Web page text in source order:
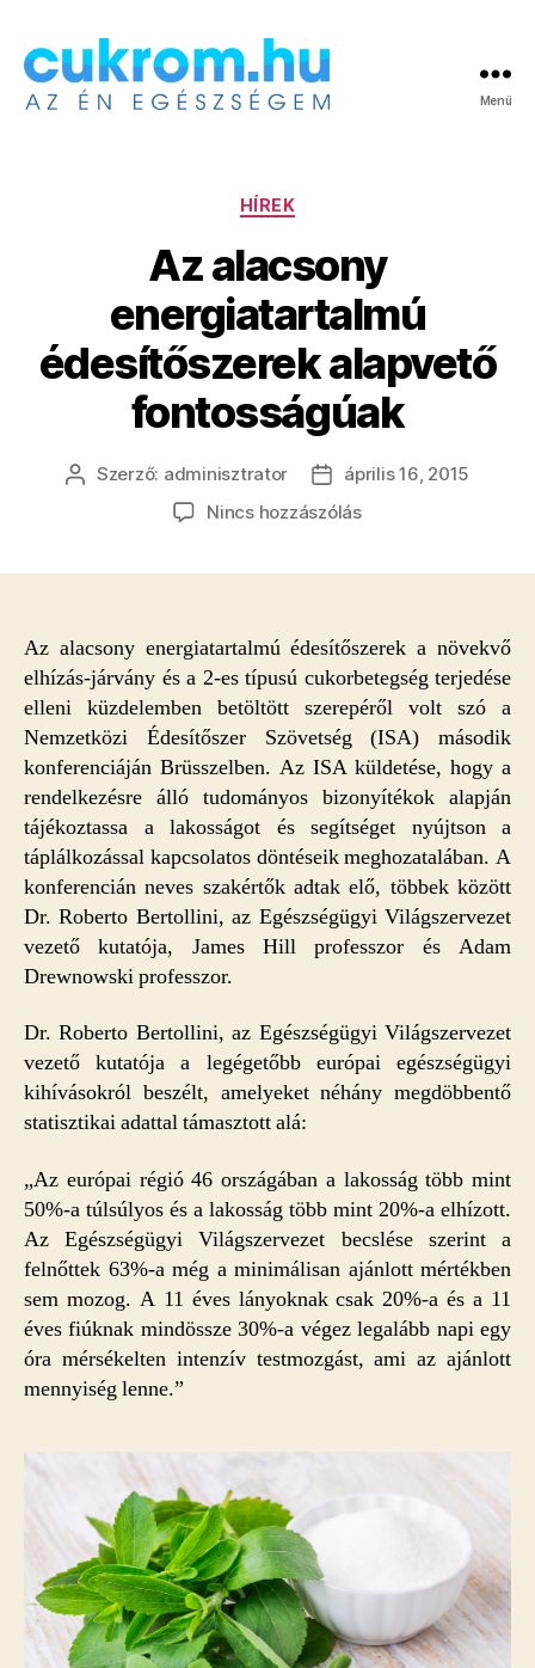
Menü
Kategóriák
HÍREK
Az alacsony
energiatartalmú
édesítőszerek alapvető
fontosságúak
Bejegyzés
Szerző: adminisztrator
Bejegyzés
dátuma
április 16, 2015
Nincs hozzászólása(z)
alapvető
fontosságúak
bejegyzéshez
Az alacsony energiatartalmú édesítőszerek a növekvő
elhízás-járvány és a 2-es típusú cukorbetegség terjedése
elleni küzdelemben betöltött szerepéről volt szó a
Nemzetközi Édesítőszer Szövetség (ISA) második
konferenciáján Brüsszelben. Az ISA küldetése, hogy a
rendelkezésre álló tudományos bizonyítékok alapján
tájékoztassa a lakosságot és segítséget nyújtson a
táplálkozással kapcsolatos döntéseik meghozatalában. A
konferencián neves szakértők adtak elő, többek között
Dr. Roberto Bertollini, az Egészségügyi Világszervezet
vezető kutatója, James Hill professzor és Adam
Drewnowski professzor.
Dr. Roberto Bertollini, az Egészségügyi Világszervezet
vezető kutatója a legégetőbb európai egészségügyi
kihívásokról beszélt, amelyeket néhány megdöbbentő
statisztikai adattal támasztott alá:
„Az európai régió 46 országában a lakosság több mint
50%-a túlsúlyos és a lakosság több mint 20%-a elhízott.
Az Egészségügyi Világszervezet becslése szerint a
felnőttek 63%-a még a minimálisan ajánlott mértékben
sem mozog. A 11 éves lányoknak csak 20%-a és a 11
éves fiúknak mindössze 30%-a végez legalább napi egy
óra mérsékelten intenzív testmozgást, ami az ajánlott
mennyiség lenne.”